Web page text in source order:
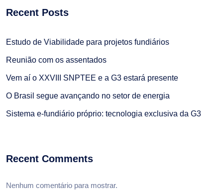
Recent Posts
Estudo de Viabilidade para projetos fundiários
Reunião com os assentados
Vem aí o XXVIII SNPTEE e a G3 estará presente
O Brasil segue avançando no setor de energia
Sistema e-fundiário próprio: tecnologia exclusiva da G3
Recent Comments
Nenhum comentário para mostrar.